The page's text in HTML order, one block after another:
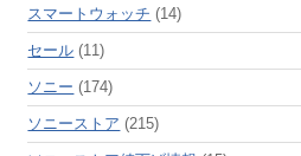
スマートウォッチ (14)
セール (11)
ソニー (174)
ソニーストア (215)